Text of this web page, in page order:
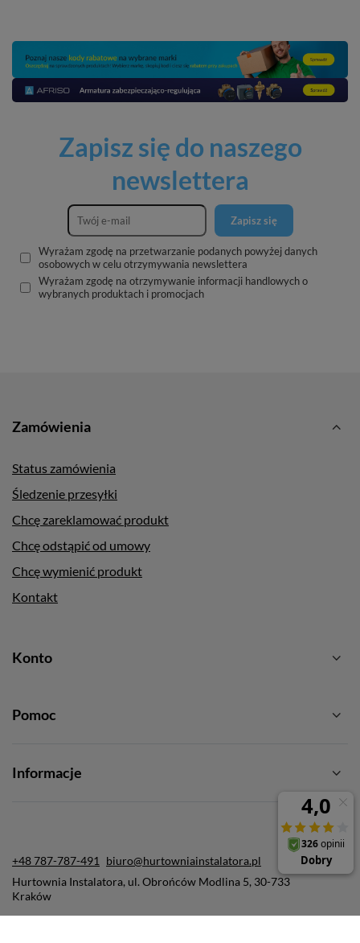
Zapisz się do naszego
newslettera
Zapisz się
Wyrażam zgodę na przetwarzanie podanych powyżej danych
osobowych w celu otrzymywania newslettera
Wyrażam zgodę na otrzymywanie informacji handlowych o
wybranych produktach i promocjach
Zamówienia
Status zamówienia
Śledzenie przesyłki
Chcę zareklamować produkt
Chcę odstąpić od umowy
Chcę wymienić produkt
Kontakt
Konto
Pomoc
Informacje
+48 787-787-491
biuro@hurtowniainstalatora.pl
Hurtownia Instalatora, ul. Obrońców Modlina 5, 30-733
Kraków